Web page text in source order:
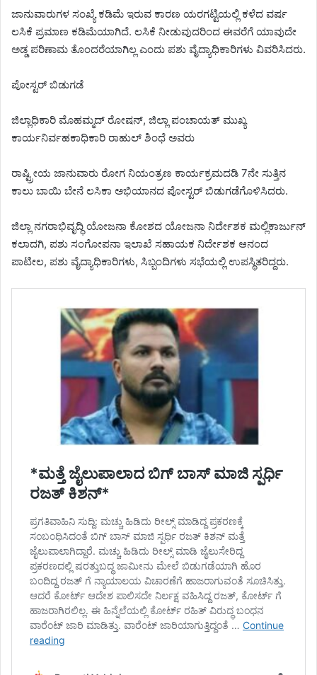
ಜಾನುವಾರುಗಳ ಸಂಖ್ಯೆ ಕಡಿಮೆ ಇರುವ ಕಾರಣ ಯರಗಟ್ಟಿಯಲ್ಲಿ ಕಳೆದ ವರ್ಷ
ಲಸಿಕೆ ಪ್ರಮಾಣ ಕಡಿಮೆಯಾಗಿದೆ. ಲಸಿಕೆ ನೀಡುವುದರಿಂದ ಈವರೆಗೆ ಯಾವುದೇ
ಅಡ್ಡ ಪರಿಣಾಮ ತೊಂದರೆಯಾಗಿಲ್ಲ ಎಂದು ಪಶು ವೈದ್ಯಾಧಿಕಾರಿಗಳು ವಿವರಿಸಿದರು.
ಪೋಸ್ಟರ್ ಬಿಡುಗಡೆ
ಜಿಲ್ಲಾಧಿಕಾರಿ ಮೊಹಮ್ಮದ್ ರೋಷನ್, ಜಿಲ್ಲಾ ಪಂಚಾಯತ್ ಮುಖ್ಯ
ಕಾರ್ಯನಿರ್ವಹಕಾಧಿಕಾರಿ ರಾಹುಲ್ ಶಿಂಧೆ ಅವರು
ರಾಷ್ಟ್ರೀಯ ಜಾನುವಾರು ರೋಗ ನಿಯಂತ್ರಣ ಕಾರ್ಯಕ್ರಮದಡಿ 7ನೇ ಸುತ್ತಿನ
ಕಾಲು ಬಾಯಿ ಬೇನೆ ಲಸಿಕಾ ಅಭಿಯಾನದ ಪೋಸ್ಟರ್ ಬಿಡುಗಡೆಗೊಳಿಸಿದರು.
ಜಿಲ್ಲಾ ನಗರಾಭಿವೃದ್ಧಿ ಯೋಜನಾ ಕೋಶದ ಯೋಜನಾ ನಿರ್ದೇಶಕ ಮಲ್ಲಿಕಾರ್ಜುನ್
ಕಲಾದಗಿ, ಪಶು ಸಂಗೋಪನಾ ಇಲಾಖೆ ಸಹಾಯಕ ನಿರ್ದೇಶಕ ಆನಂದ
ಪಾಟೀಲ, ಪಶು ವೈದ್ಯಾಧಿಕಾರಿಗಳು, ಸಿಬ್ಬಂದಿಗಳು ಸಭೆಯಲ್ಲಿ ಉಪಸ್ಥಿತರಿದ್ದರು.